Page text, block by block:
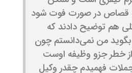
قصاص در صورت فوت شود
هم توضیح دادند که
بگوید من نمی‌دانستم چون
خطر جزو وظیفه اوست
فهمیدم چقدر وکیل